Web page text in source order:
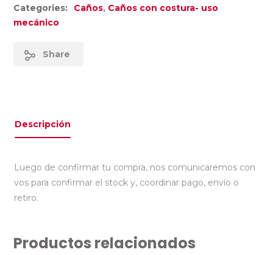
Categories:
Caños, Caños con costura- uso
mecánico
Share
Descripción
Luego de confirmar tu compra, nos comunicaremos con
vos para confirmar el stock y, coordinar pago, envío o
retiro.
Productos relacionados